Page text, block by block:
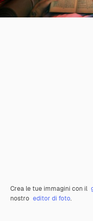
Crea le tue immagini con il
nostro editor di foto.